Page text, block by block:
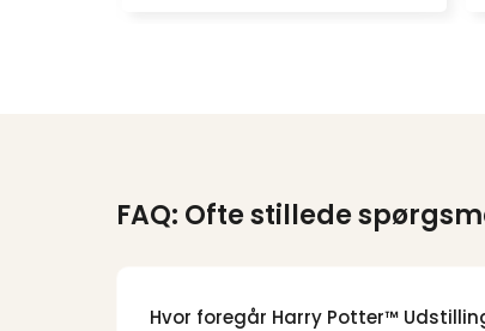
FAQ: Ofte stillede
Hvor foregår Harry Potter™